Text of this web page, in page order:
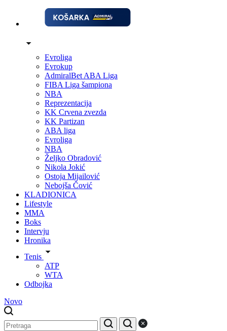
Evroliga
Evrokup
AdmiralBet ABA Liga
FIBA Liga šampiona
NBA
Reprezentacija
KK Crvena zvezda
KK Partizan
ABA liga
Evroliga
NBA
Željko Obradović
Nikola Jokić
Ostoja Mijailović
Nebojša Čović
KLADIONICA
Lifestyle
MMA
Boks
Intervju
Hronika
Tenis
ATP
WTA
Odbojka
Novo